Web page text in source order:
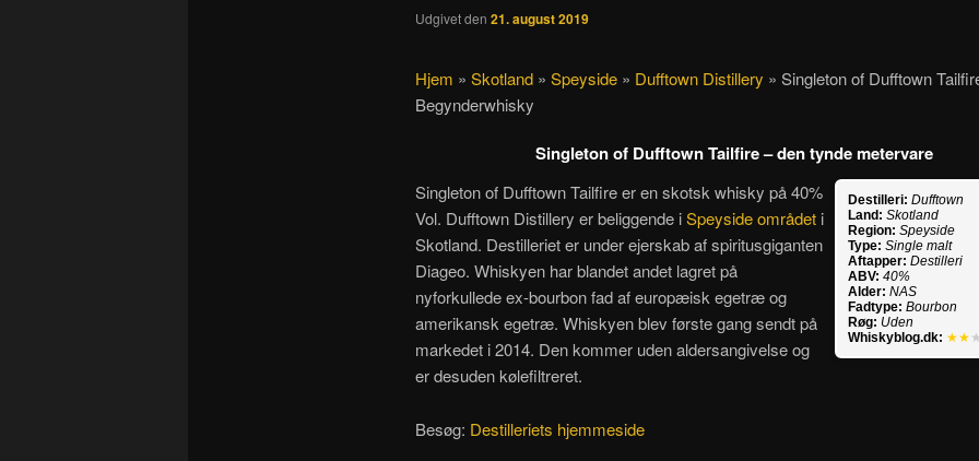
Udgivet den 21. august 2019
Hjem » Skotland» Speyside» Dufftown Distillery » Singleton of Dufftown
Begynderwhisky
Singleton of Dufftown Tailfire – den tynde metervare
Destilleri: Dufftown
Land: Skotland
Region: Speyside
Type: Single malt
Aftapper: Destilleri
ABV: 40%
Alder: NAS
Fadtype: Bourbon
Røg: Uden
Whiskyblog.dk: ★★
Singleton of Dufftown Tailfire er en skotsk whisky på 40%
Vol. Dufftown Distillery er beliggende iSpeyside områdeti
Skotland. Destilleriet er under ejerskab af spiritusgiganten
Diageo. Whiskyen har blandet andet lagret på
nyforkullede ex-bourbon fad af europæisk egetræ og
amerikansk egetræ. Whiskyen blev første gang sendt på
markedet i 2014. Den kommer uden aldersangivelse og
er desuden kølefiltreret.
Besøg: Destilleriets hjemmeside